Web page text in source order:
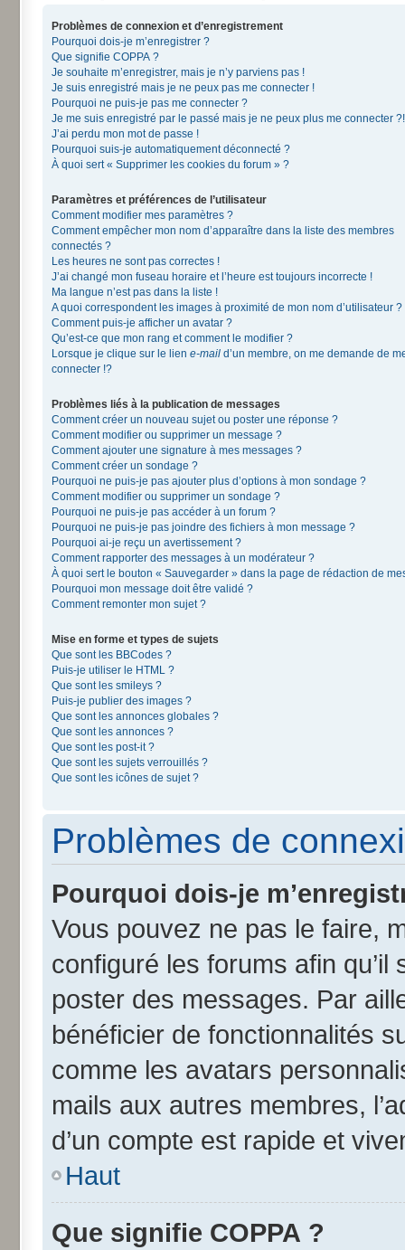
Problèmes de connexion et d’enregistrement
Pourquoi dois-je m’enregistrer ?
Que signifie COPPA ?
Je souhaite m’enregistrer, mais je n’y parviens pas !
Je suis enregistré mais je ne peux pas me connecter !
Pourquoi ne puis-je pas me connecter ?
Je me suis enregistré par le passé mais je ne peux plus me connecter ?!
J’ai perdu mon mot de passe !
Pourquoi suis-je automatiquement déconnecté ?
À quoi sert « Supprimer les cookies du forum » ?
Paramètres et préférences de l’utilisateur
Comment modifier mes paramètres ?
Comment empêcher mon nom d’apparaître dans la liste des membres
connectés ?
Les heures ne sont pas correctes !
J’ai changé mon fuseau horaire et l’heure est toujours incorrecte !
Ma langue n’est pas dans la liste !
A quoi correspondent les images à proximité de mon nom d’utilisateur ?
Comment puis-je afficher un avatar ?
Qu’est-ce que mon rang et comment le modifier ?
Lorsque je clique sur le lien e-mail d’un membre, on me demande de
connecter !?
Problèmes liés à la publication de messages
Comment créer un nouveau sujet ou poster une réponse ?
Comment modifier ou supprimer un message ?
Comment ajouter une signature à mes messages ?
Comment créer un sondage ?
Pourquoi ne puis-je pas ajouter plus d’options à mon sondage ?
Comment modifier ou supprimer un sondage ?
Pourquoi ne puis-je pas accéder à un forum ?
Pourquoi ne puis-je pas joindre des fichiers à mon message ?
Pourquoi ai-je reçu un avertissement ?
Comment rapporter des messages à un modérateur ?
À quoi sert le bouton « Sauvegarder » dans la page de rédaction de
Pourquoi mon message doit être validé ?
Comment remonter mon sujet ?
Mise en forme et types de sujets
Que sont les BBCodes ?
Puis-je utiliser le HTML ?
Que sont les smileys ?
Puis-je publier des images ?
Que sont les annonces globales ?
Que sont les annonces ?
Que sont les post-it ?
Que sont les sujets verrouillés ?
Que sont les icônes de sujet ?
Problèmes de
Pourquoi dois-je
Vous pouvez ne pas le faire,
configuré les forums afin
poster des messages. Par
bénéficier de fonctionnalités
comme les avatars
mails aux autres membres,
d’un compte est rapide et
Haut
Que signifie COPPA ?